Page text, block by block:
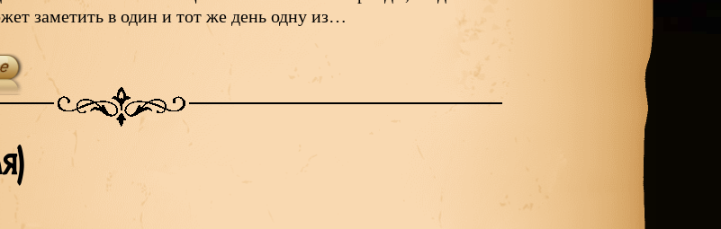
заметить в один и тот же день одну из…